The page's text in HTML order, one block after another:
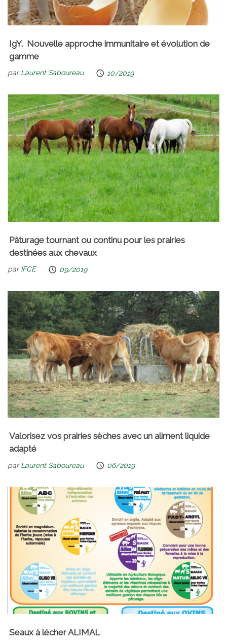
IgY. Nouvelle approche immunitaire et évolution de
gamme
parLaurent Saboureau 10/2019
Pâturage tournant ou continu pour les prairies
destinées aux chevaux
parIFCE 09/2019
Valorisez vos prairies sèches avec un aliment liquide
adapté
parLaurent Saboureau 06/2019
Seaux à lécher ALIMAL